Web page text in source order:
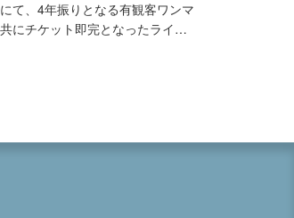
て、4年振りとなる有観客ワンマ
にチケット即完となったライ…